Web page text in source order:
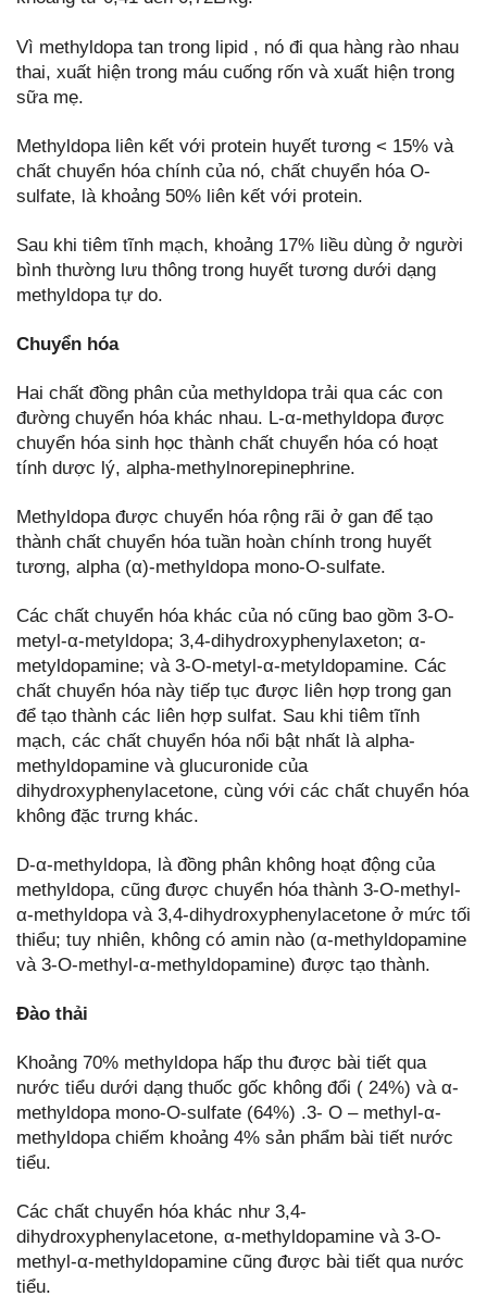
Vì methyldopa tan trong lipid , nó đi qua hàng rào nhau
thai, xuất hiện trong máu cuống rốn và xuất hiện trong
sữa mẹ.
Methyldopa liên kết với protein huyết tương < 15% và
chất chuyển hóa chính của nó, chất chuyển hóa O-
sulfate, là khoảng 50% liên kết với protein.
Sau khi tiêm tĩnh mạch, khoảng 17% liều dùng ở người
bình thường lưu thông trong huyết tương dưới dạng
methyldopa tự do.
Chuyển hóa
Hai chất đồng phân của methyldopa trải qua các con
đường chuyển hóa khác nhau. L-α-methyldopa được
chuyển hóa sinh học thành chất chuyển hóa có hoạt
tính dược lý, alpha-methylnorepinephrine.
Methyldopa được chuyển hóa rộng rãi ở gan để tạo
thành chất chuyển hóa tuần hoàn chính trong huyết
tương, alpha (α)-methyldopa mono-O-sulfate.
Các chất chuyển hóa khác của nó cũng bao gồm 3-O-
metyl-α-metyldopa; 3,4-dihydroxyphenylaxeton; α-
metyldopamine; và 3-O-metyl-α-metyldopamine. Các
chất chuyển hóa này tiếp tục được liên hợp trong gan
để tạo thành các liên hợp sulfat. Sau khi tiêm tĩnh
mạch, các chất chuyển hóa nổi bật nhất là alpha-
methyldopamine và glucuronide của
dihydroxyphenylacetone, cùng với các chất chuyển hóa
không đặc trưng khác.
D-α-methyldopa, là đồng phân không hoạt động của
methyldopa, cũng được chuyển hóa thành 3-O-methyl-
α-methyldopa và 3,4-dihydroxyphenylacetone ở mức tối
thiểu; tuy nhiên, không có amin nào (α-methyldopamine
và 3-O-methyl-α-methyldopamine) được tạo thành.
Đào thải
Khoảng 70% methyldopa hấp thu được bài tiết qua
nước tiểu dưới dạng thuốc gốc không đổi ( 24%) và α-
methyldopa mono-O-sulfate (64%) .3- O – methyl-α-
methyldopa chiếm khoảng 4% sản phẩm bài tiết nước
tiểu.
Các chất chuyển hóa khác như 3,4-
dihydroxyphenylacetone, α-methyldopamine và 3-O-
methyl-α-methyldopamine cũng được bài tiết qua nước
tiểu.